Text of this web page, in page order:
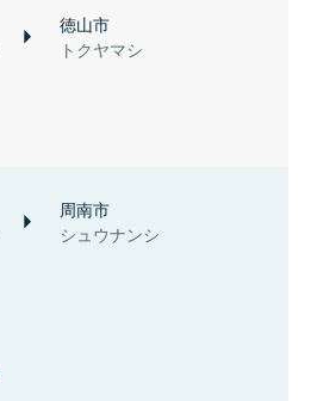
徳山市
トクヤマシ
周南市
シュウナンシ